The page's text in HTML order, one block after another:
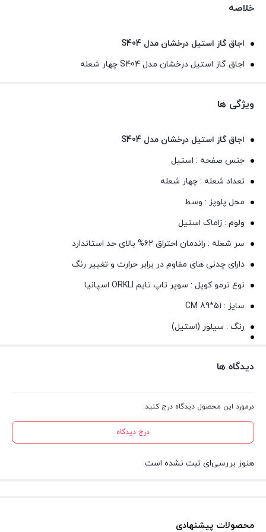
خلاصه
اجاق گاز استیل درخشان مدل S404
اجاق گاز استیل درخشان مدل S404 چهار شعله
ویژگی ها
اجاق گاز استیل درخشان مدل S404
جنس صفحه : استیل
تعداد شعله : چهار شعله
محل پلوپز : وسط
ولوم : زاماک استیل
سر شعله : راندمان احتراق ۶۲% بالای حد استاندارد
دارای چدنی های مقاوم در برابر حرارت و تغییر رنگ
نوع ترمو کوپل : سوپر تاپ تایم ORKLI اسپانیا
سایز : CM 89*51
رنگ : سیلور (استیل)
دیدگاه ها
درمورد این محصول دیدگاه درج کنید.
درج دیدگاه
هنوز بررسی‌ای ثبت نشده است.
محصولات پیشنهادی